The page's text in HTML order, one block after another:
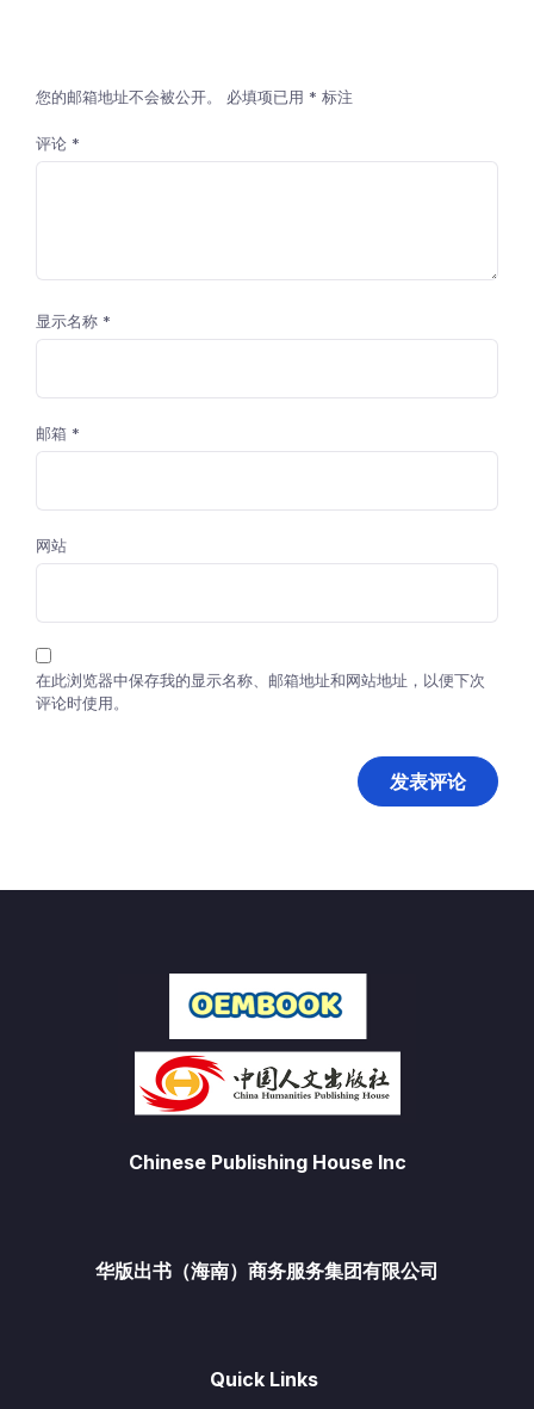
您的邮箱地址不会被公开。 必填项已用 * 标注
评论 *
显示名称 *
邮箱 *
网站
在此浏览器中保存我的显示名称、邮箱地址和网站地址，以便下次
评论时使用。
Chinese Publishing House Inc
华版出书（海南）商务服务集团有限公司
Quick Links